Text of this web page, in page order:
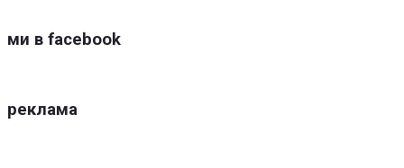
ми в facebook
реклама